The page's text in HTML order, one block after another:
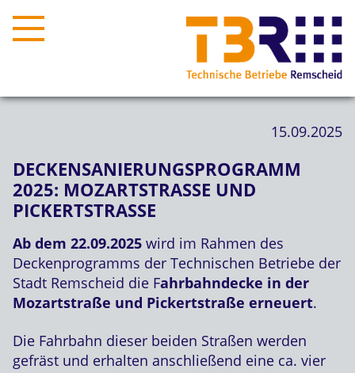
15.09.2025
DECKENSANIERUNGSPROGRAMM
2025: MOZARTSTRASSE UND P
ICKERTSTRASSE
Ab dem 22.09.2025 wird im Rahmen des
Deckenprogramms der Technischen Betriebe der
Stadt Remscheid die Fahrbahndecke in der
Mozartstraße und Pickertstraße erneuert.
Die Fahrbahn dieser beiden Straßen werden
gefräst und erhalten anschließend eine ca. vier